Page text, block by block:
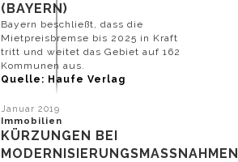
(BAYERN)
Bayern beschließt, dass die
Mietpreisbremse bis 2025 in Kraft
tritt und weitet das Gebiet auf 162
Kommunen aus.
Quelle: Haufe Verlag
Januar 2019
Immobilien
KÜRZUNGEN BEI
MODERNISIERUNGSMASSNAHMEN